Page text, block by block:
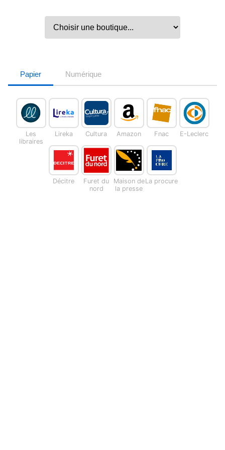
Papier Numérique
Les
libraires
Lireka Cultura Amazon Fnac E-Leclerc
Décitre
Furet du
nord
Maison de
la presse
La procure